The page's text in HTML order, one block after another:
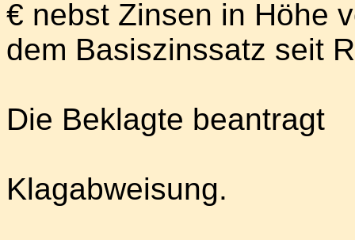
€ nebst Zinsen in Höhe
dem Basiszinssatz seit
Die Beklagte beantragt
Klagabweisung.